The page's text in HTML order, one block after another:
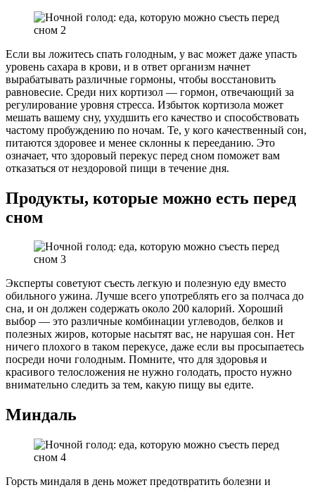
Если вы ложитесь спать голодным, у вас может даже упасть
уровень сахара в крови, и в ответ организм начнет
вырабатывать различные гормоны, чтобы восстановить
равновесие. Среди них кортизол — гормон, отвечающий за
регулирование уровня стресса. Избыток кортизола может
мешать вашему сну, ухудшить его качество и способствовать
частому пробуждению по ночам. Те, у кого качественный сон,
питаются здоровее и менее склонны к перееданию. Это
означает, что здоровый перекус перед сном поможет вам
отказаться от нездоровой пищи в течение дня.
Продукты, которые можно есть перед
сном
Эксперты советуют съесть легкую и полезную еду вместо
обильного ужина. Лучше всего употреблять его за полчаса до
сна, и он должен содержать около 200 калорий. Хороший
выбор — это различные комбинации углеводов, белков и
полезных жиров, которые насытят вас, не нарушая сон. Нет
ничего плохого в таком перекусе, даже если вы просыпаетесь
посреди ночи голодным. Помните, что для здоровья и
красивого телосложения не нужно голодать, просто нужно
внимательно следить за тем, какую пищу вы едите.
Миндаль
Горсть миндаля в день может предотвратить болезни и